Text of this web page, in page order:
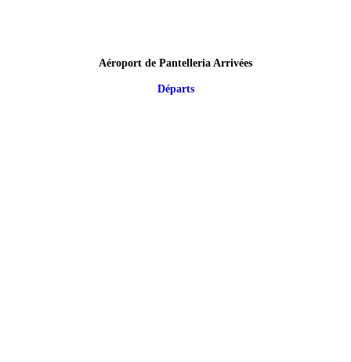
Aéroport de Pantelleria Arrivées
Départs